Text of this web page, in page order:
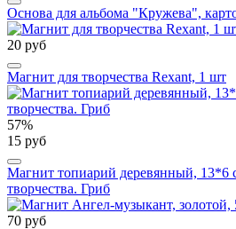
Основа для альбома "Кружева",
20 руб
Магнит для творчества Rexant, 1 шт
57%
15 руб
Магнит топиарий деревянный, 13*6
творчества. Гриб
70 руб